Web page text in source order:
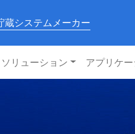
蔵システムメーカー
ソリューション アプリケ